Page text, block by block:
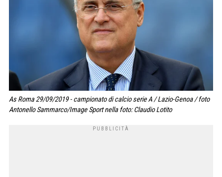
As Roma 29/09/2019 - campionato di calcio serie A / Lazio-Genoa / foto
Antonello Sammarco/Image Sport nella foto: Claudio Lotito